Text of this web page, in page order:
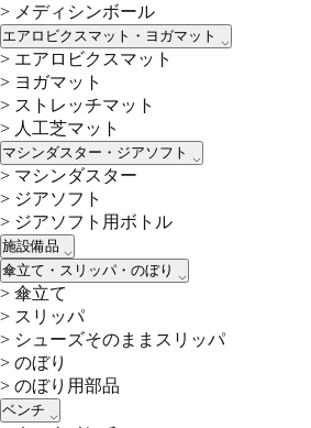
> メディシンボール
エアロビクスマット・ヨガマット
> エアロビクスマット
> ヨガマット
> ストレッチマット
> 人工芝マット
マシンダスター・ジアソフト
> マシンダスター
> ジアソフト
> ジアソフト用ボトル
施設備品
傘立て・スリッパ・のぼり
> 傘立て
> スリッパ
> シューズそのままスリッパ
> のぼり
> のぼり用部品
ベンチ